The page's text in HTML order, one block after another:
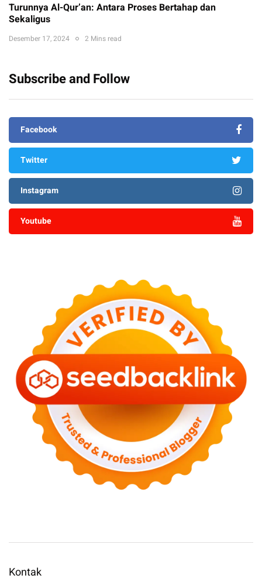
Turunnya Al-Qur’an: Antara Proses Bertahap dan
Sekaligus
Desember 17, 2024 2 Mins read
Subscribe and Follow
Facebook
Twitter
Instagram
Youtube
Kontak